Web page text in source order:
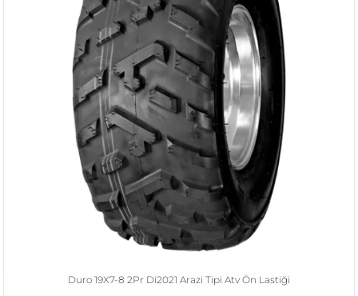
Duro 19X7-8 2Pr Di2021 Arazi Tipi Atv Ön Lastiği